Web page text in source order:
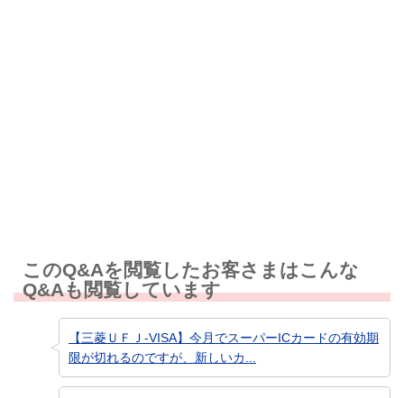
このQ&Aを閲覧したお客さまはこんな
Q&Aも閲覧しています
【三菱ＵＦＪ-VISA】今月でスーパーICカードの有効期
限が切れるのですが、新しいカ...